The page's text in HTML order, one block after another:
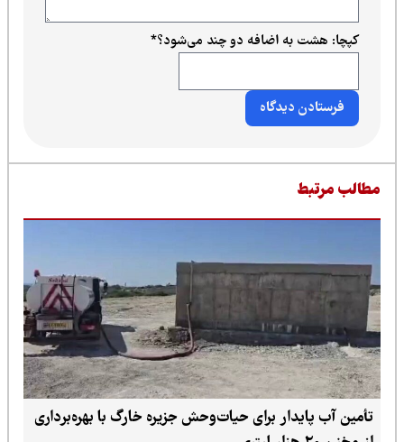
کپچا: هشت به اضافه دو چند می‌شود؟*
مرتبط
تأمین آب پایدار برای حیات‌وحش جزیره خارگ با بهره‌برداری